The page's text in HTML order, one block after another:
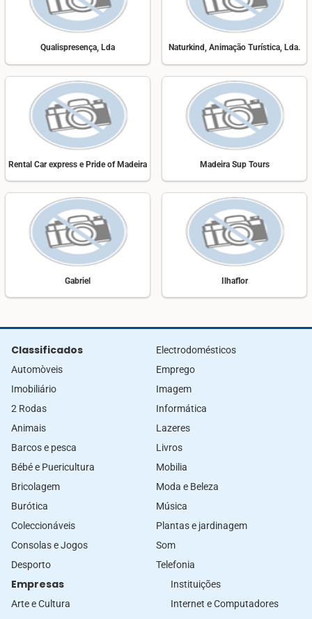
Qualispresença, Lda Naturkind, Animação Turística, Lda.
Rental Car express e Pride of Madeira Madeira Sup Tours
Gabriel Ilhaflor
Classificados
Automòveis
Imobiliário
2 Rodas
Animais
Barcos e pesca
Bébé e Puericultura
Bricolagem
Burótica
Coleccionáveis
Consolas e Jogos
Desporto
Electrodomésticos
Emprego
Imagem
Informática
Lazeres
Livros
Mobilia
Moda e Beleza
Música
Plantas e jardinagem
Som
Telefonia
Empresas
Arte e Cultura
Instituições
Internet e Computadores